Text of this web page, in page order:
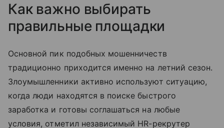
Как важно выбирать
правильные площадки
Основной пик подобных мошенничеств
традиционно приходится именно на летний сезон.
Злоумышленники активно используют ситуацию,
когда люди находятся в поиске быстрого
заработка и готовы соглашаться на любые
условия, отметил независимый HR-рекрутер